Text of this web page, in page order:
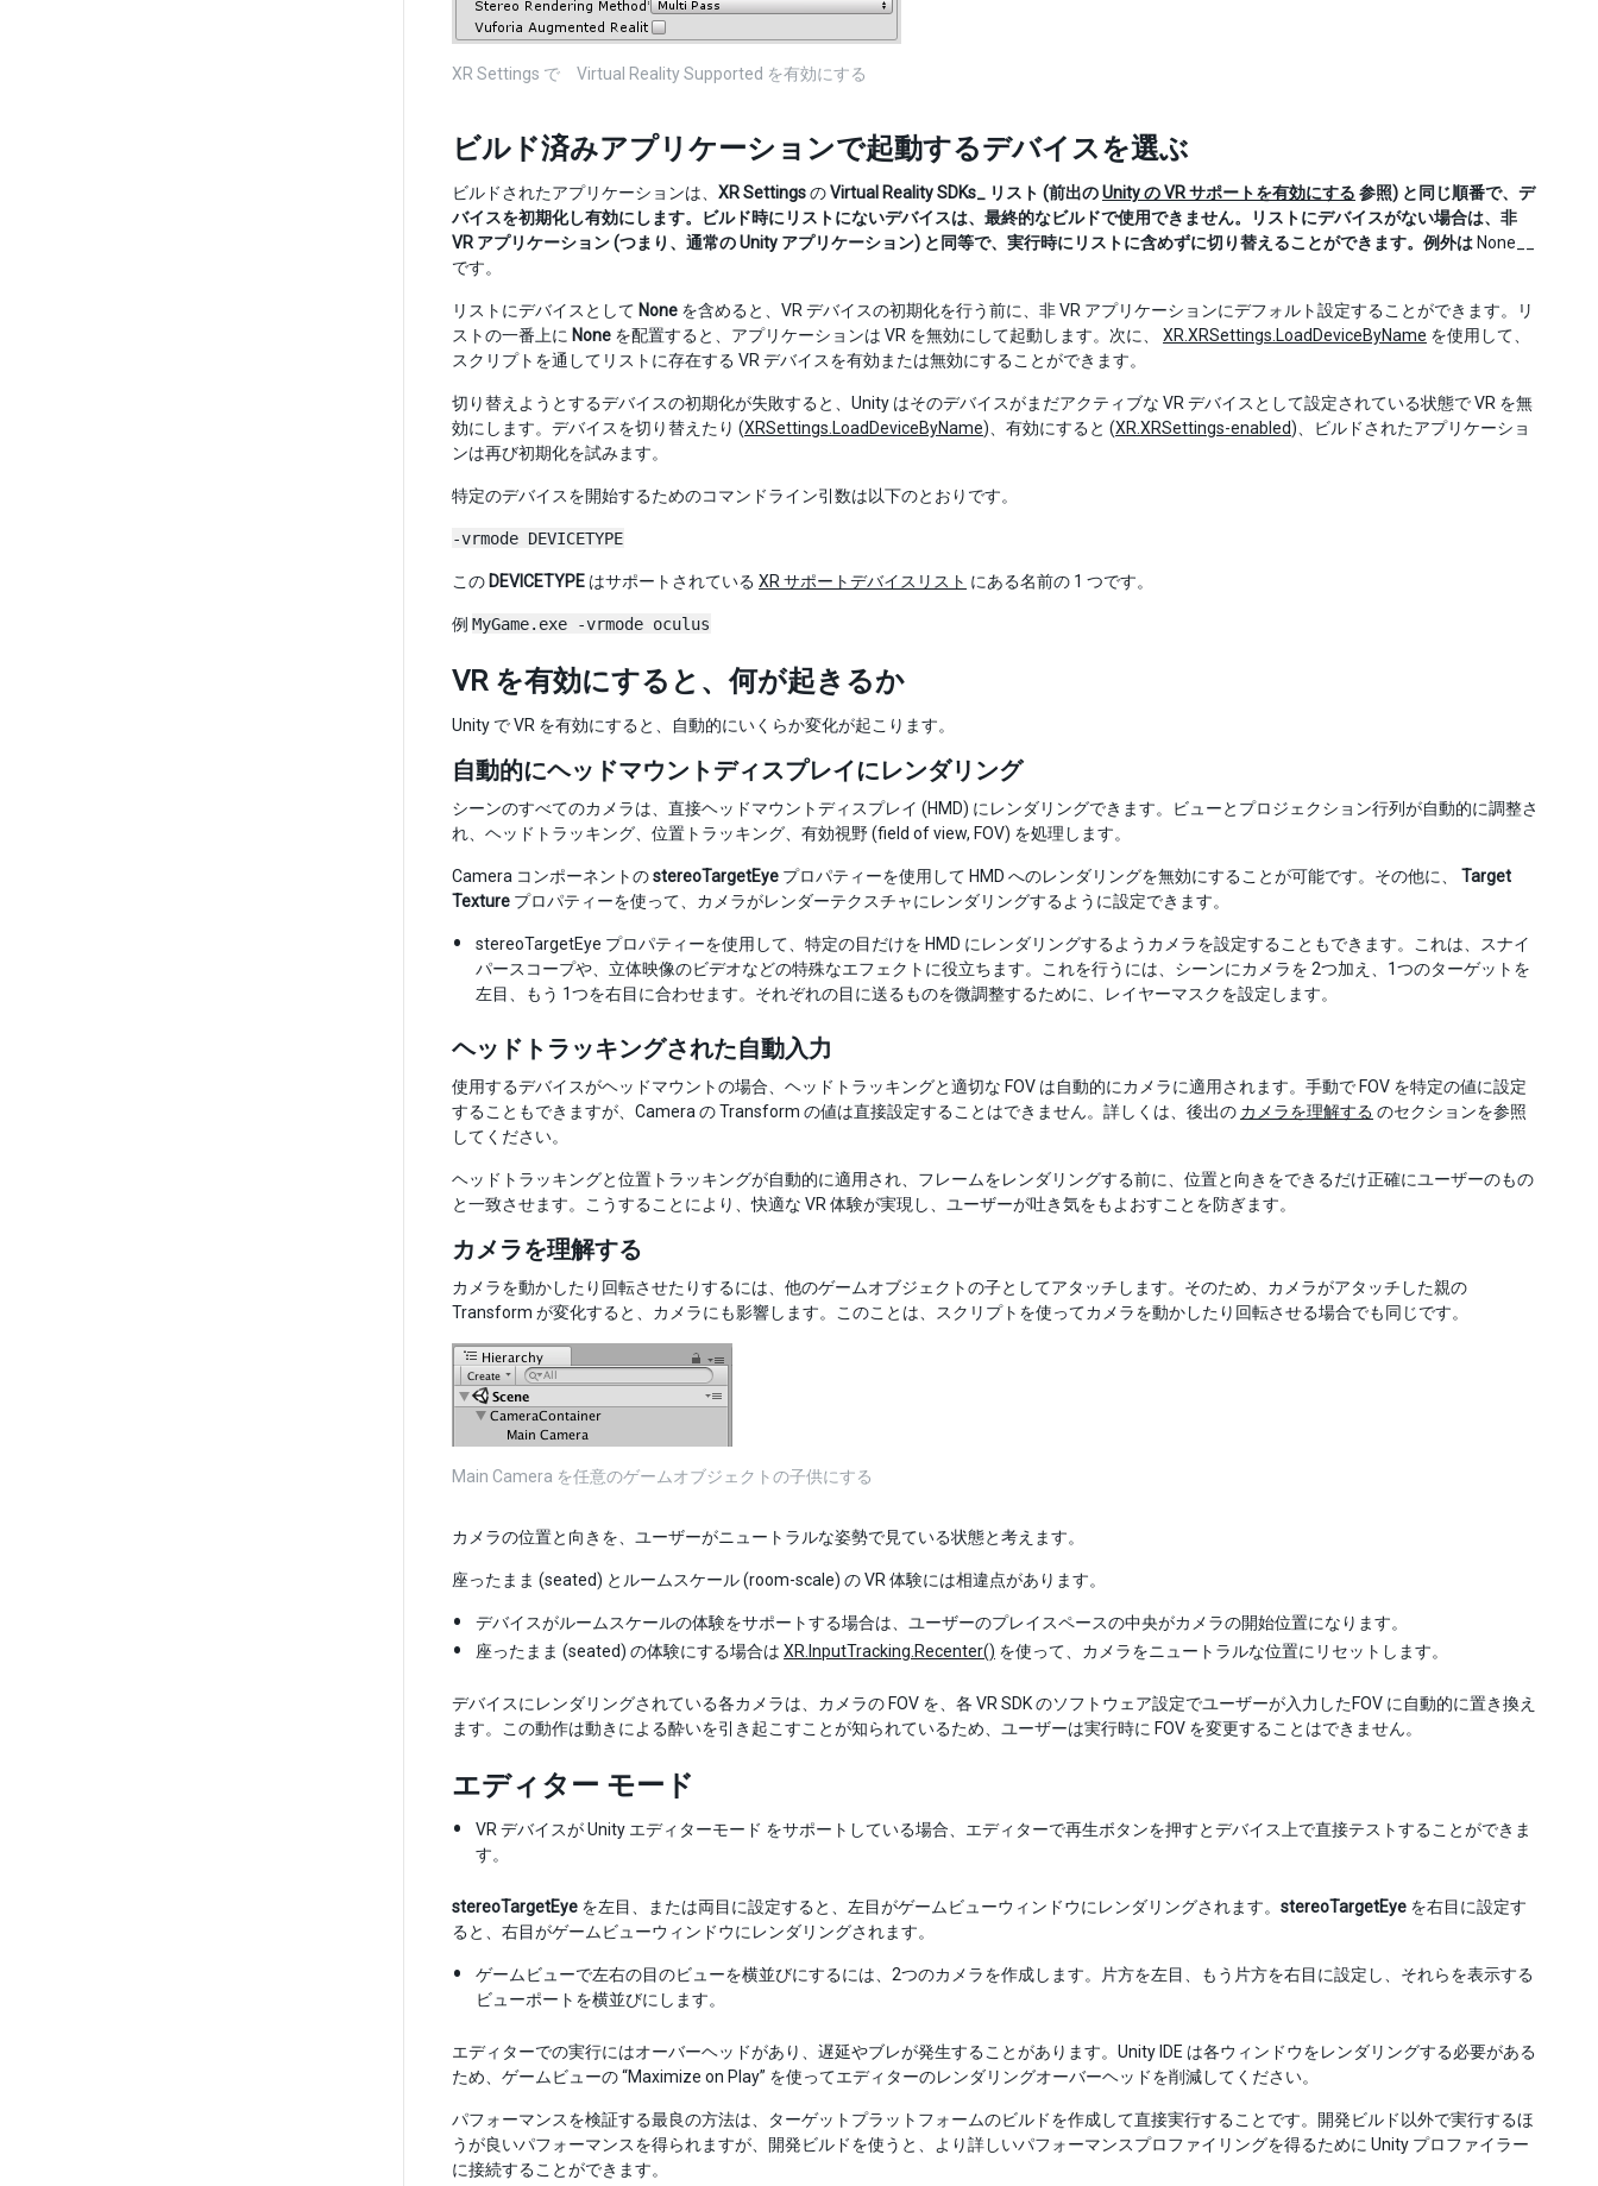
XR Settings で Virtual Reality Supported を有効にする
ビルド済みアプリケーションで起動するデバイスを選ぶ
ビルドされたアプリケーションは、 XR SettingsのVirtual Reality SDKs_ リスト (前出のUnity の VR サポートを有効にする 参照) と同じ順番で、デ
バイスを初期化し有効にします。ビルド時にリストにないデバイスは、最終的なビルドで使用できません。リストにデバイスがない場合は、非
VR アプリケーション (つまり、通常の Unity アプリケーション) と同等で、実行時にリストに含めずに切り替えることができます。例外は None__
です。
リストにデバイスとして None を含めると、VR デバイスの初期化を行う前に、非 VR アプリケーションにデフォルト設定することができます。リ
ストの一番上に None を配置すると、アプリケーションは VR を無効にして起動します。次に、 XR.XRSettings.LoadDeviceByName を使用して、
スクリプトを通してリストに存在する VR デバイスを有効または無効にすることができます。
切り替えようとするデバイスの初期化が失敗すると、Unity はそのデバイスがまだアクティブな VR デバイスとして設定されている状態で VR を無
効にします。デバイスを切り替えたり (XRSettings.LoadDeviceByName)、有効にすると (XR.XRSettings-enabled)、ビルドされたアプリケーショ
ンは再び初期化を試みます。
特定のデバイスを開始するためのコマンドライン引数は以下のとおりです。
-vrmode DEVICETYPE
この DEVICETYPE はサポートされている XR サポートデバイスリスト にある名前の 1 つです。
例 MyGame.exe -vrmode oculus
VR を有効にすると、何が起きるか
Unity で VR を有効にすると、自動的にいくらか変化が起こります。
自動的にヘッドマウントディスプレイにレンダリング
シーンのすべてのカメラは、直接ヘッドマウントディスプレイ (HMD) にレンダリングできます。ビューとプロジェクション行列が自動的に調整さ
れ、ヘッドトラッキング、位置トラッキング、有効視野 (field of view, FOV) を処理します。
Camera コンポーネントのstereoTargetEye プロパティーを使用して HMD へのレンダリングを無効にすることが可能です。その他に、 Target
Texture プロパティーを使って、カメラがレンダーテクスチャにレンダリングするように設定できます。
stereoTargetEye プロパティーを使用して、特定の目だけを HMD にレンダリングするようカメラを設定することもできます。これは、スナイ
パースコープや、立体映像のビデオなどの特殊なエフェクトに役立ちます。これを行うには、シーンにカメラを 2つ加え、1つのターゲットを
左目、もう 1つを右目に合わせます。それぞれの目に送るものを微調整するために、レイヤーマスクを設定します。
ヘッドトラッキングされた自動入力
使用するデバイスがヘッドマウントの場合、ヘッドトラッキングと適切な FOV は自動的にカメラに適用されます。手動で FOV を特定の値に設定
することもできますが、Camera の Transform の値は直接設定することはできません。詳しくは、後出の カメラを理解する のセクションを参照
してください。
ヘッドトラッキングと位置トラッキングが自動的に適用され、フレームをレンダリングする前に、位置と向きをできるだけ正確にユーザーのもの
と一致させます。こうすることにより、快適な VR 体験が実現し、ユーザーが吐き気をもよおすことを防ぎます。
カメラを理解する
カメラを動かしたり回転させたりするには、他のゲームオブジェクトの子としてアタッチします。そのため、カメラがアタッチした親の
Transform が変化すると、カメラにも影響します。このことは、スクリプトを使ってカメラを動かしたり回転させる場合でも同じです。
Main Camera を任意のゲームオブジェクトの子供にする
カメラの位置と向きを、ユーザーがニュートラルな姿勢で見ている状態と考えます。
座ったまま (seated) とルームスケール (room-scale) の VR 体験には相違点があります。
デバイスがルームスケールの体験をサポートする場合は、ユーザーのプレイスペースの中央がカメラの開始位置になります。
座ったまま (seated) の体験にする場合は XR.InputTracking.Recenter() を使って、カメラをニュートラルな位置にリセットします。
デバイスにレンダリングされている各カメラは、カメラの FOV を、各 VR SDK のソフトウェア設定でユーザーが入力したFOV に自動的に置き換え
ます。この動作は動きによる酔いを引き起こすことが知られているため、ユーザーは実行時に FOV を変更することはできません。
エディター モード
VR デバイスが Unity エディターモード をサポートしている場合、エディターで再生ボタンを押すとデバイス上で直接テストすることができま
す。
stereoTargetEye を左目、または両目に設定すると、左目がゲームビューウィンドウにレンダリングされます。 stereoTargetEye を右目に設定す
ると、右目がゲームビューウィンドウにレンダリングされます。
ゲームビューで左右の目のビューを横並びにするには、2つのカメラを作成します。片方を左目、もう片方を右目に設定し、それらを表示する
ビューポートを横並びにします。
エディターでの実行にはオーバーヘッドがあり、遅延やブレが発生することがあります。Unity IDE は各ウィンドウをレンダリングする必要がある
ため、ゲームビューの “Maximize on Play” を使ってエディターのレンダリングオーバーヘッドを削減してください。
パフォーマンスを検証する最良の方法は、ターゲットプラットフォームのビルドを作成して直接実行することです。開発ビルド以外で実行するほ
うが良いパフォーマンスを得られますが、開発ビルドを使うと、より詳しいパフォーマンスプロファイリングを得るために Unity プロファイラー
に接続することができます。